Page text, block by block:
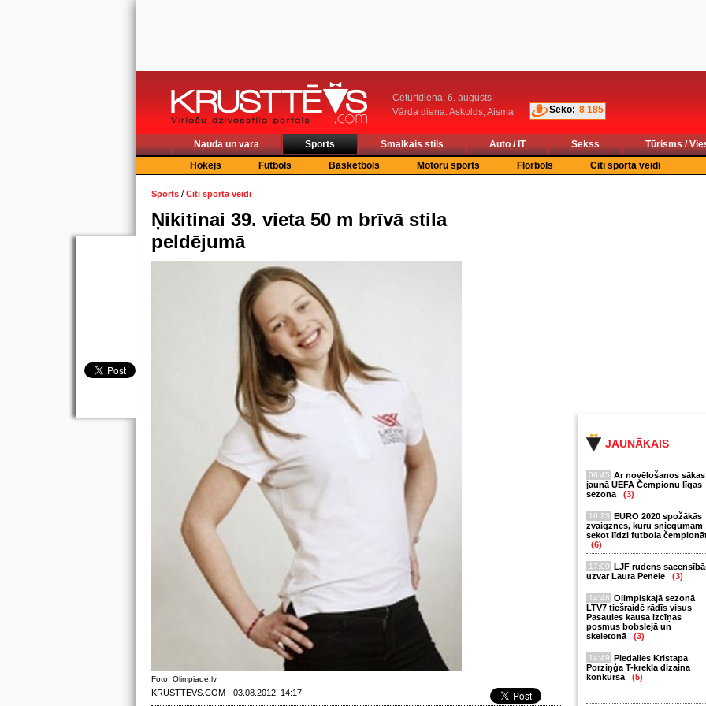
Ceturtdiena, 6. augusts
Vārda diena: Askolds, Aisma
Seko: 8 185
Nauda un vara Sports Smalkais stils Auto / IT Sekss
Tūrisms /
Hokejs
Futbols Basketbols Motoru sports Florbols Citi sporta veidi
JAUNĀKAIS
06:45 Ar novēlošanos sākas
jaunā UEFA Čempionu līgas
sezona
(3)
16:23 EURO 2020 spožākās
zvaigznes, kuru sniegumam
sekot līdzi futbola
(6)
17:09 LJF rudens
uzvar Laura Penele
(3)
14:48 Olimpiskajā sezonā
LTV7 tiešraidē rādīs visus
Pasaules kausa izcīņas
posmus bobslejā un
skeletonā
(3)
14:49 Piedalies Kristapa
Porziņģa T-krekla dizaina
konkursā
(5)
Sports /Citi sporta veidi
Ņikitinai 39. vieta 50 m brīvā stila
peldējumā
Foto: Olimpiade.lv.
KRUSTTEVS.COM · 03.08.2012. 14:17